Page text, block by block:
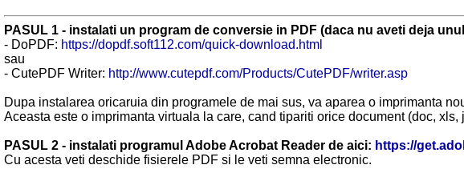
PASUL 1 - instalati un program de conversie in PDF (daca nu aveti deja
- DoPDF: https://dopdf.soft112.com/quick-download.html
sau
- CutePDF Writer: http://www.cutepdf.com/Products/CutePDF/writer.asp
Dupa instalarea oricaruia din programele de mai sus, va aparea o imprimanta
Aceasta este o imprimanta virtuala la care, cand tipariti orice document (doc,
PASUL 2 - instalati programul Adobe Acrobat Reader de aici: https://
Cu acesta veti deschide fisierele PDF si le veti semna electronic.